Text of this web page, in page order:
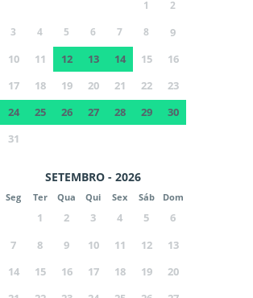
1
2
3
4 5 6 7 8
9
10
11 12 13 14 15
16
17
18 19 20 21 22
23
24
25 26 27 28 29
30
31
SETEMBRO - 2026
Seg Ter Qua Qui Sex Sáb Dom
1 2 3 4 5
6
7
8 9 10 11 12
13
14
15 16 17 18 19
20